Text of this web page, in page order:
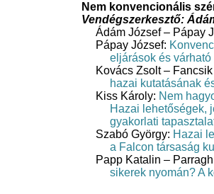
Nem konvencionális
Vendégszerkesztő:
Ádám József – Pápay
Pápay József:
eljárások és
Kovács Zsolt – Fancsik
hazai kutatásának
Kiss Károly: Nem
Hazai lehetőségek,
gyakorlati
Szabó György: Hazai
a Falcon társaság
Papp Katalin –
sikerek nyomán? A